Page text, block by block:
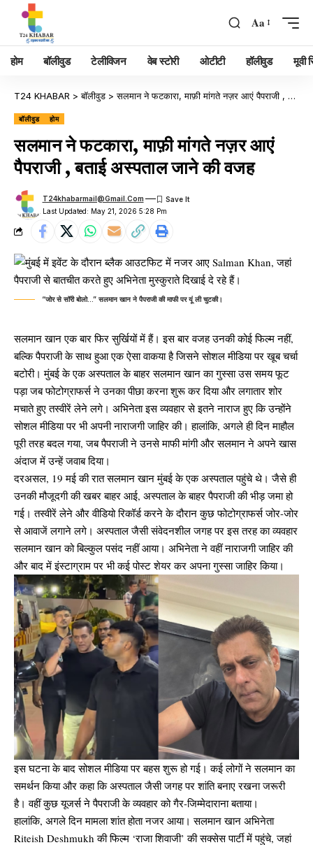
Aa
होम बॉलीवुड टेलीविजन वेब स्टोरी ओटीटी हॉलीवुड मूवी
T24 KHABAR >बॉलीवुड >सलमान ने फटकारा, माफ़ी मांगते नज़र आएं पैपराजी , बताई अस्पताल जाने की वजह
बॉलीवुड होम
सलमान ने फटकारा, माफ़ी मांगते नज़र आएं
पैपराजी , बताई अस्पताल जाने की वजह
Last Updated: May 21, 2026 5:28 Pm
T24khabarmail@gmail.com
“जोर से सॉरी बोलो…” सलमान खान ने पैपराजी की माफी पर यूं ली चुटकी।
सलमान खान एक बार फिर सुर्खियों में हैं। इस बार वजह उनकी कोई फिल्म नहीं,
बल्कि पैपराजी के साथ हुआ एक ऐसा वाकया है जिसने सोशल मीडिया पर खूब चर्चा
बटोरी। मुंबई के एक अस्पताल के बाहर सलमान खान का गुस्सा उस समय फूट
पड़ा जब फोटोग्राफर्स ने उनका पीछा करना शुरू कर दिया और लगातार शोर
मचाते हुए तस्वीरें लेने लगे। अभिनेता इस व्यवहार से इतने नाराज हुए कि उन्होंने
सोशल मीडिया पर भी अपनी नाराजगी जाहिर की। हालांकि, अगले ही दिन माहौल
पूरी तरह बदल गया, जब पैपराजी ने उनसे माफी मांगी और सलमान ने अपने खास
अंदाज में उन्हें जवाब दिया।
दरअसल, 19 मई की रात सलमान खान मुंबई के एक अस्पताल पहुंचे थे। जैसे ही
उनकी मौजूदगी की खबर बाहर आई, अस्पताल के बाहर पैपराजी की भीड़ जमा हो
गई। तस्वीरें लेने और वीडियो रिकॉर्ड करने के दौरान कुछ फोटोग्राफर्स जोर-जोर
से आवाजें लगाने लगे। अस्पताल जैसी संवेदनशील जगह पर इस तरह का व्यवहार
सलमान खान को बिल्कुल पसंद नहीं आया। अभिनेता ने वहीं नाराजगी जाहिर की
और बाद में इंस्टाग्राम पर भी कई पोस्ट शेयर कर अपना गुस्सा जाहिर किया।
इस घटना के बाद सोशल मीडिया पर बहस शुरू हो गई। कई लोगों ने सलमान का
समर्थन किया और कहा कि अस्पताल जैसी जगह पर शांति बनाए रखना जरूरी
है। वहीं कुछ यूजर्स ने पैपराजी के व्यवहार को गैर-जिम्मेदाराना बताया।
हालांकि, अगले दिन मामला शांत होता नजर आया। सलमान खान अभिनेता
Riteish Deshmukh की फिल्म ‘राजा शिवाजी’ की सक्सेस पार्टी में पहुंचे, जहां